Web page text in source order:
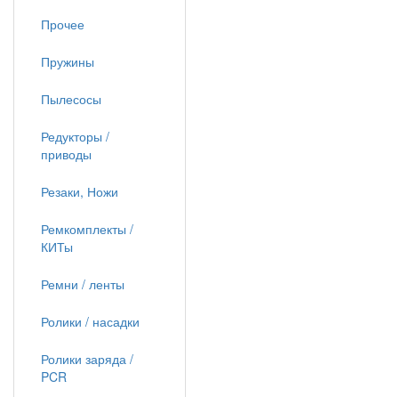
Прочее
Пружины
Пылесосы
Редукторы /
приводы
Резаки, Ножи
Ремкомплекты /
КИТы
Ремни / ленты
Ролики / насадки
Ролики заряда /
PCR